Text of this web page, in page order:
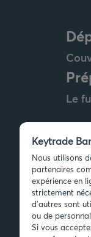
Le
Keytrade
Nous utilisons
partenaires
expérience en
strictement
d'autres sont
ou de
Si vous